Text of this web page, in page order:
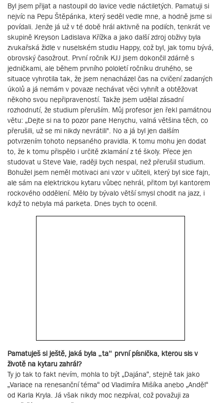
Byl jsem přijat a nastoupil do lavice vedle náctiletých. Pamatuji si
nejvíc na Pepu Štěpánka, který seděl vedle mne, a hodně jsme si
povídali. Jenže já už v té době hrál aktivně na podiích, tenkrát ve
skupině Kreyson Ladislava Křížka a jako další zdroj obživy byla
zvukařská židle v nuselském studiu Happy, což byl, jak tomu bývá,
obrovský časožrout. První ročník KJJ jsem dokončil zdárně s
jedničkami, ale během prvního pololetí ročníku druhého, se
situace vyhrotila tak, že jsem nenacházel čas na cvičení zadaných
úkolů a já nemám v povaze nechávat věci vyhnít a obtěžovat
někoho svou nepřipraveností. Takže jsem udělal zásadní
rozhodnutí, že studium přeruším. Můj profesor jen řekl památnou
větu: „Dejte si na to pozor pane Henychu, valná většina těch, co
přerušili, už se mi nikdy nevrátili". No a já byl jen dalším
potvrzením tohoto nepsaného pravidla. K tomu mohu jen dodat
to, že k tomu přispělo i určitě zklamání z té školy. Přece jen
studovat u Steve Vaie, raději bych nespal, než přerušil studium.
Bohužel jsem neměl motivaci ani vzor v učiteli, který byl sice fajn,
ale sám na elektrickou kytaru vůbec nehrál, přitom byl kantorem
rockového oddělení. Mělo by bývalo větší smysl chodit na jazz, i
když to nebyla má parketa. Dnes bych to ocenil.
Pamatuješ si ještě, jaká byla „ta“ první písnička, kterou sis v
životě na kytaru zahrál?
Ty jo tak to fakt nevím, mohla to být „Dajána“, stejně tak jako
„Variace na renesanční téma“ od Vladimíra Mišíka anebo „Anděl“
od Karla Kryla. Já však nikdy moc nezpíval, což považuji za